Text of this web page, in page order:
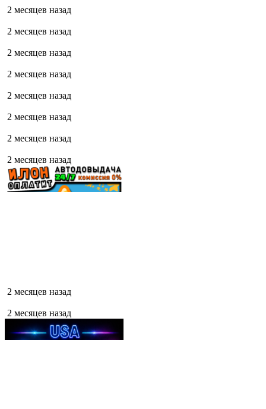
2 месяцев назад
2 месяцев назад
2 месяцев назад
2 месяцев назад
2 месяцев назад
2 месяцев назад
2 месяцев назад
2 месяцев назад
2 месяцев назад
2 месяцев назад